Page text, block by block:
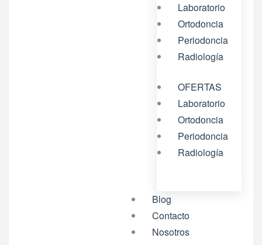
Laboratorio
Ortodoncia
Periodoncia
Radiología
OFERTAS
Laboratorio
Ortodoncia
Periodoncia
Radiología
Blog
Contacto
Nosotros